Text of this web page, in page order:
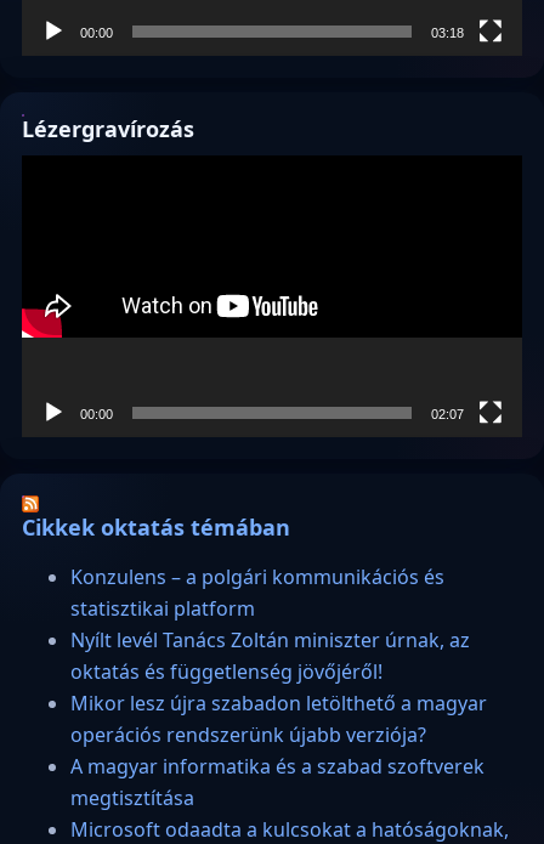
00:00 03:18
Lézergravírozás
00:00 02:07
Cikkek oktatás témában
Konzulens – a polgári kommunikációs és
statisztikai platform
Nyílt levél Tanács Zoltán miniszter úrnak, az
oktatás és függetlenség jövőjéről!
Mikor lesz újra szabadon letölthető a magyar
operációs rendszerünk újabb verziója?
A magyar informatika és a szabad szoftverek
megtisztítása
Microsoft odaadta a kulcsokat a hatóságoknak,